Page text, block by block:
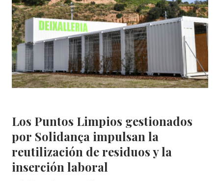
DE
FEICAT
«MUCHO
MÁS
QUE
BUEN
TRABAJO»
Los Puntos Limpios gestionados
por Solidança impulsan la
reutilización de residuos y la
inserción laboral